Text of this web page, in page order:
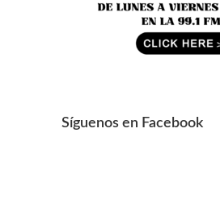
Síguenos en Facebook